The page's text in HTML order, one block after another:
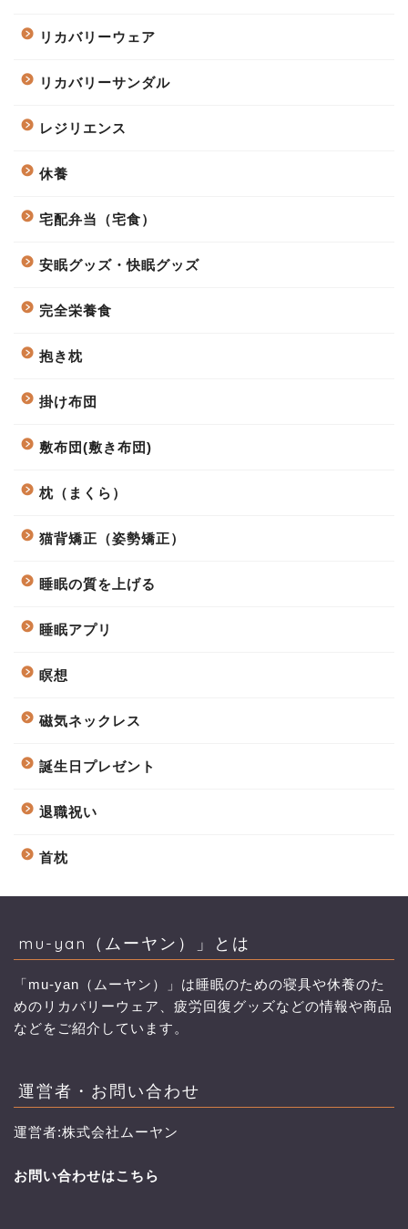
リカバリーウェア
リカバリーサンダル
レジリエンス
休養
宅配弁当（宅食）
安眠グッズ・快眠グッズ
完全栄養食
抱き枕
掛け布団
敷布団(敷き布団)
枕（まくら）
猫背矯正（姿勢矯正）
睡眠の質を上げる
睡眠アプリ
瞑想
磁気ネックレス
誕生日プレゼント
退職祝い
首枕
mu-yan（ムーヤン）」とは
「mu-yan（ムーヤン）」は睡眠のための寝具や休養のた
めのリカバリーウェア、疲労回復グッズなどの情報や商品
などをご紹介しています。
運営者・お問い合わせ
運営者:株式会社ムーヤン
お問い合わせはこちら